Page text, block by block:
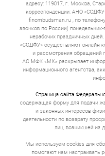
Оформите
регистрацию в
Настройте
деньгами,
Рассмотрите
которые связаны с
Для меньших сумм
покупки
микрозайму,
Некоторые
мгновенным
Учитывайте, что
может занять от
Убедитесь, что все
условия не создадут
адресу: 119017, г. Москва,
корреспонденции: АНО
finombudsman.ru , по
звонков по России)
нерабочих праздничных
«СОДФУ» осуществляют онлайн
и рассмотрения обращений
АО МФК «МК» раскрывает
информационного агентства,
Страница сайта
содержащая форму для подачи
и законных интересов
деятельности по возврату
лиц, возникшей из
Мы используем cookies для
помогают нам настраивать